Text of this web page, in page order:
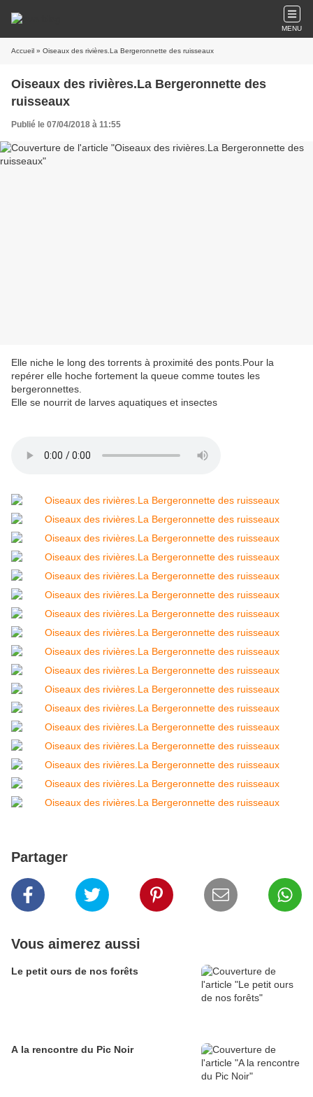
MENU
Accueil » Oiseaux des rivières.La Bergeronnette des ruisseaux
Oiseaux des rivières.La Bergeronnette des
ruisseaux
Publié le 07/04/2018 à 11:55
Elle niche le long des torrents à proximité des ponts.Pour la
repérer elle hoche fortement la queue comme toutes les
bergeronnettes.
Elle se nourrit de larves aquatiques et insectes
Partager
Vous aimerez aussi
Le petit ours de nos forêts
A la rencontre du Pic Noir